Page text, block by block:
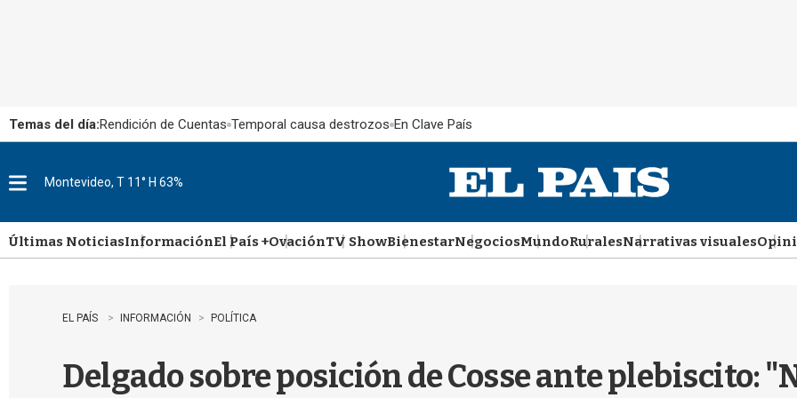
Temas del día:Rendición de Cuentas Temporal causa destrozos En Clave País
u
Montevideo, T 11° H 63%
Últimas NoticiasInformaciónEl País +OvaciónTV ShowBienestarNegociosMundoRuralesNarrativas visuales
EL PAÍS INFORMACIÓN POLÍTICA
Delgado sobre posición de Cosse ante plebiscito: